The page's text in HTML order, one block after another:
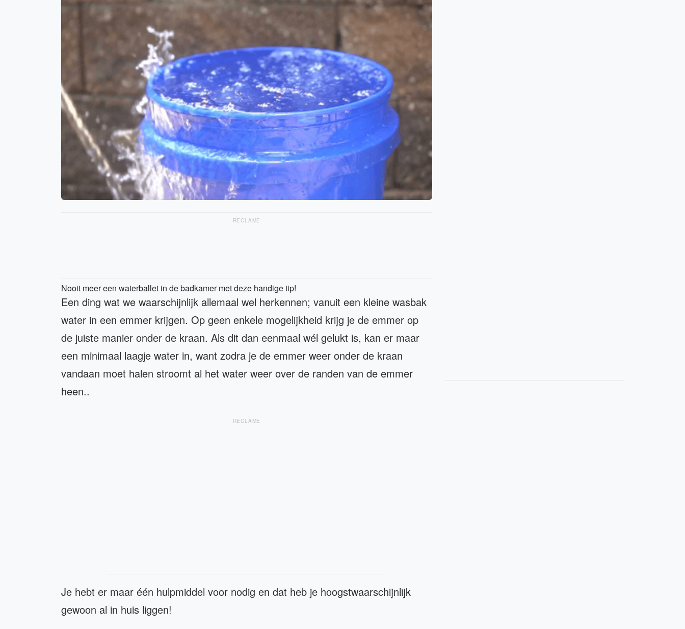
RECLAME
Nooit meer een waterballet in de badkamer met deze handige tip!
Een ding wat we waarschijnlijk allemaal wel herkennen; vanuit een kleine wasbak
water in een emmer krijgen. Op geen enkele mogelijkheid krijg je de emmer op
de juiste manier onder de kraan. Als dit dan eenmaal wél gelukt is, kan er maar
een minimaal laagje water in, want zodra je de emmer weer onder de kraan
vandaan moet halen stroomt al het water weer over de randen van de emmer
heen..
RECLAME
Je hebt er maar één hulpmiddel voor nodig en dat heb je hoogstwaarschijnlijk
gewoon al in huis liggen!